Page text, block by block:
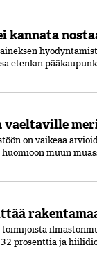
kannata
etenkin
vaeltaville
on vaikeaa
muun
prosenttia ja